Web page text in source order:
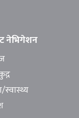
नेभिगेशन
स्वास्थ्य